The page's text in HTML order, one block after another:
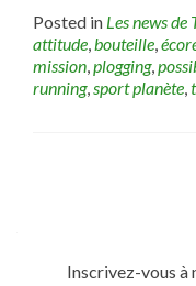
Posted in Les news
attitude,bouteille,
mission,plogging,
running,sport planète,
Inscrivez-vous à